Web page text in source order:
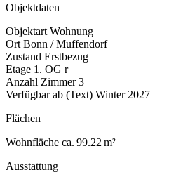
Objektdaten
Objektart Wohnung
Ort Bonn / Muffendorf
Zustand Erstbezug
Etage 1. OG r
Anzahl Zimmer 3
Verfügbar ab (Text) Winter 2027
Flächen
Wohnfläche ca. 99.22 m²
Ausstattung